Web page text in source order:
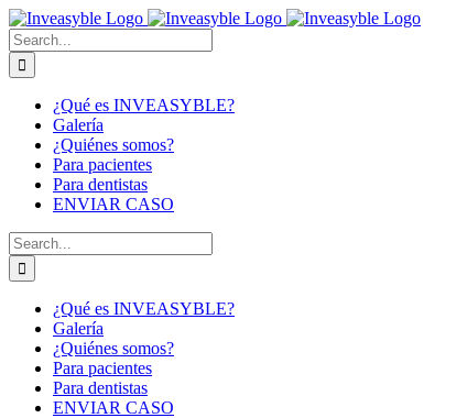
Skip
to
content
Buscar:
¿Qué es INVEASYBLE?
Galería
¿Quiénes somos?
Para pacientes
Para dentistas
ENVIAR CASO
Buscar:
¿Qué es INVEASYBLE?
Galería
¿Quiénes somos?
Para pacientes
Para dentistas
ENVIAR CASO